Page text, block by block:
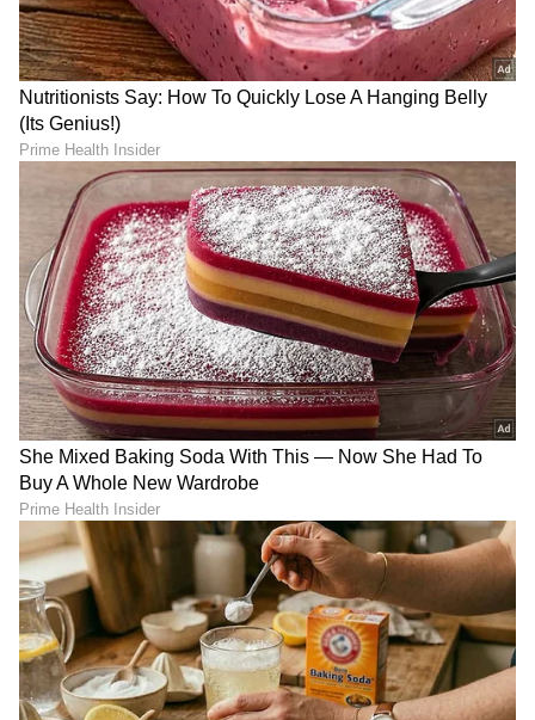
ಕಣದಿಂದ ಹೊರಗುಳಿದಿದ್ದಾರೆ.
ಈ ಮೂವರು ಸಚಿವರಿಗೆ ಟಿಕೆಟ್ ಸಿಕ್ಕಿರಲಿಲ್ಲ
ಮಹಿಳಾ ಮತ್ತು ಮಕ್ಕಳ ಕಲ್ಯಾಣ ಖಾತೆ ರಾಜ್ಯ ಸಚಿವೆ,
ಸ್ವತಂತ್ರ ಉಸ್ತುವಾರಿ ಸ್ವಾತಿ ಸಿಂಗ್ ಅವರಿಗೆ ಈ ಬಾರಿ ಟಿಕೆಟ್
ಸಿಕ್ಕಿಲ್ಲ. ಕಳೆದ ಬಾರಿ ಸರೋಜಿನಿನಗರದಿಂದ ಗೆದ್ದು
ಸಚಿವೆಯಾದರು. ಆದರೆ, ಅವರ ಪತಿ ದಯಾಶಂಕರ್ ಸಿಂಗ್